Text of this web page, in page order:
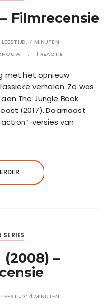
Filmrecensie
LEESTIJD: 7 MINUTEN
1 REACTIE
met het opnieuw
verhalen. Zo was
The Jungle Book
(2017). Daarnaast
versies van
SERIES
–
LEESTIJD: 4 MINUTEN